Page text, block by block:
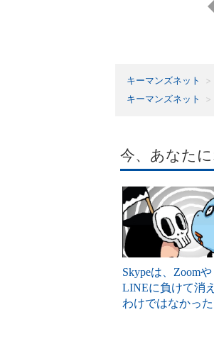
キーマンズネット
キーマンズネット